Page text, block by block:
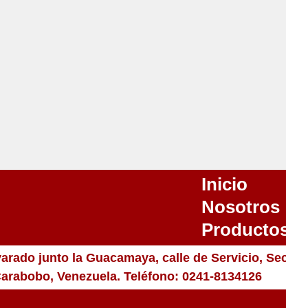
Inicio
Nosotros
junto la Guacamaya, calle de Servicio,
Venezuela. Teléfono: 0241-8134126